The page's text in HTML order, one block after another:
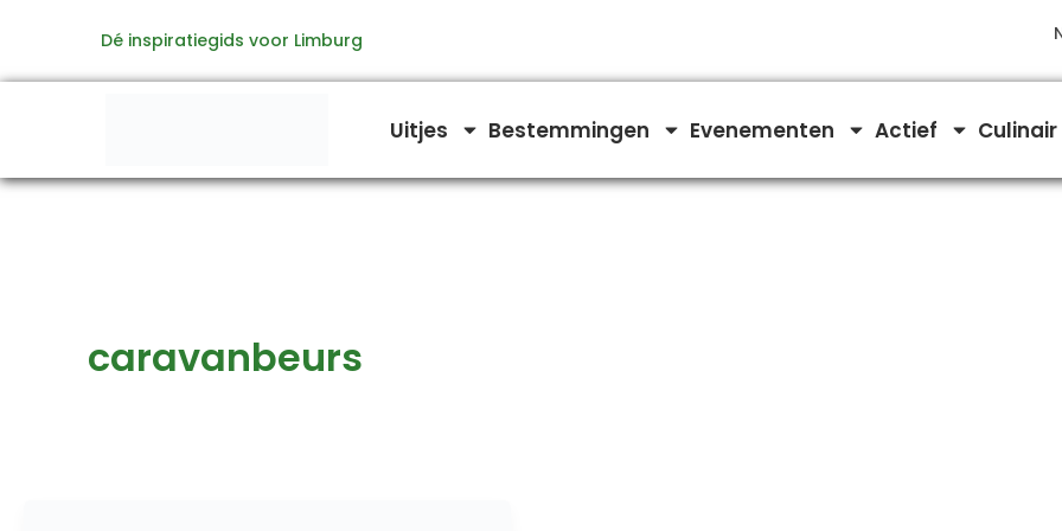
de
Dé inspiratiegids voor Limburg
Uitjes Bestemmingen Evenementen Actief Culinair
caravanbeurs